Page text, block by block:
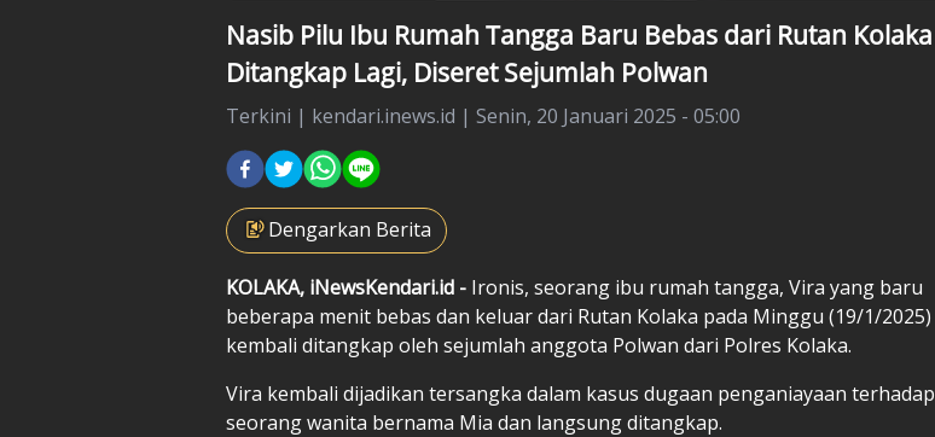
Nasib Pilu Ibu Rumah Tangga Baru Bebas dari Rutan Kolaka
Ditangkap Lagi, Diseret Sejumlah Polwan
Terkini | kendari.inews.id | Senin, 20 Januari 2025 - 05:00
Dengarkan Berita
KOLAKA, iNewsKendari.id - Ironis, seorang ibu rumah tangga, Vira yang baru
beberapa menit bebas dan keluar dari Rutan Kolaka pada Minggu (19/1/2025)
kembali ditangkap oleh sejumlah anggota Polwan dari Polres Kolaka.
Vira kembali dijadikan tersangka dalam kasus dugaan penganiayaan terhadap
seorang wanita bernama Mia dan langsung ditangkap.